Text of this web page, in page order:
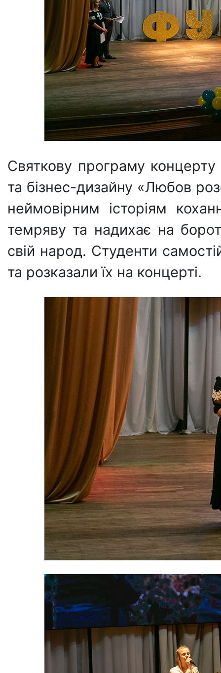
Святкову програму
та бізнес-дизайну «Любов
неймовірним історіям
темряву та надихає на
свій народ. Студенти
та розказали їх на концерті.